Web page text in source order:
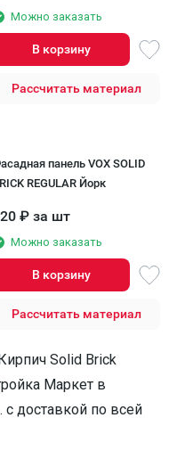
Можно заказать
В корзину
Рассчитать материал
панель VOX SOLID
REGULAR Йорк
₽ за шт
Можно заказать
В корзину
Рассчитать материал
Solid Brick
Маркет в
с доставкой по всей